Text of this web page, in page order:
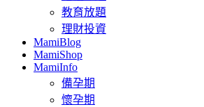
教育放題
理財投資
MamiBlog
MamiShop
MamiInfo
備孕期
懷孕期